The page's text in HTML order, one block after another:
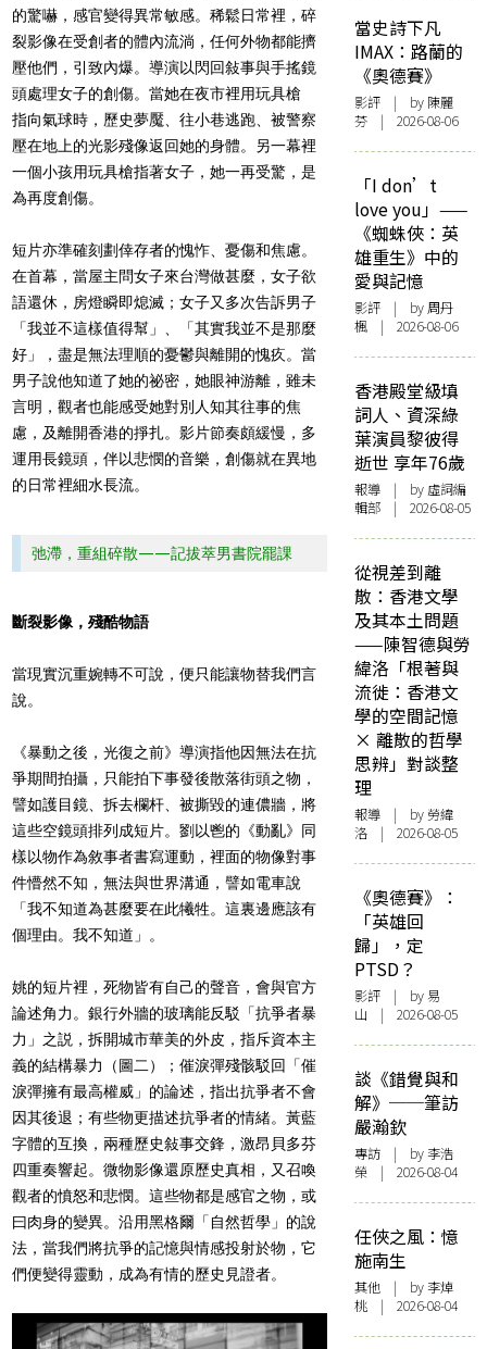
的驚嚇，感官變得異常敏感。稀鬆日常裡，碎
裂影像在受創者的體內流淌，任何外物都能擠
壓他們，引致內爆。導演以閃回敍事與手搖鏡
頭處理女子的創傷。當她在夜市裡用玩具槍
指向氣球時，歷史夢魘、往小巷逃跑、被警察
壓在地上的光影殘像返回她的身體。另一幕裡
一個小孩用玩具槍指著女子，她一再受驚，是
為再度創傷。
短片亦準確刻劃倖存者的愧怍、憂傷和焦慮。
在首幕，當屋主問女子來台灣做甚麼，女子欲
語還休，房燈瞬即熄滅；女子又多次告訴男子
「我並不這樣值得幫」、「其實我並不是那麼
好」，盡是無法理順的憂鬱與離開的愧疚。當
男子說他知道了她的祕密，她眼神游離，雖未
言明，觀者也能感受她對別人知其往事的焦
慮，及離開香港的掙扎。影片節奏頗緩慢，多
運用長鏡頭，伴以悲憫的音樂，創傷就在異地
的日常裡細水長流。
弛滯，重組碎散——記拔萃男書院罷課
斷裂影像，殘酷物語
當現實沉重婉轉不可說，便只能讓物替我們言
說。
《暴動之後，光復之前》導演指他因無法在抗
爭期間拍攝，只能拍下事發後散落街頭之物，
譬如護目鏡、拆去欄杆、被撕毀的連儂牆，將
這些空鏡頭排列成短片。劉以鬯的《動亂》同
樣以物作為敘事者書寫運動，裡面的物像對事
件懵然不知，無法與世界溝通，譬如電車說
「我不知道為甚麼要在此犧牲。這裏邊應該有
個理由。我不知道」。
姚的短片裡，死物皆有自己的聲音，會與官方
論述角力。銀行外牆的玻璃能反駁「抗爭者暴
力」之説，拆開城市華美的外皮，指斥資本主
義的結構暴力
（圖二）
；催淚彈殘骸駁回「催
淚彈擁有最高權威」的論述，指出抗爭者不會
因其後退；有些物更描述抗爭者的情緒。黃藍
字體的互換，兩種歷史敍事交鋒，激昂貝多芬
四重奏響起。微物影像還原歷史真相，又召喚
觀者的憤怒和悲憫。這些物都是感官之物，或
曰肉身的變異。沿用黑格爾「自然哲學」的說
法，當我們將抗爭的記憶與情感投射於物，它
們便變得靈動，成為有情的歷史見證者。
當史詩下凡
IMAX：路蘭的
《奧德賽》
影評 | by 陳麗
芬 | 2026-08-06
「I don’t
love you」——
《蜘蛛俠：英
雄重生》中的
愛與記憶
影評 | by周丹
楓 | 2026-08-06
香港殿堂級填
詞人、資深綠
葉演員黎彼得
逝世 享年76歲
報導 | by 虛詞編
輯部 | 2026-08-05
從視差到離
散：香港文學
及其本土問題
——陳智德與勞
緯洛「根著與
流徙：香港文
學的空間記憶
× 離散的哲學
思辨」對談整
理
報導 | by 勞緯
洛 | 2026-08-05
《奧德賽》：
「英雄回
歸」，定
PTSD？
影評 | by 易
山 | 2026-08-05
談《錯覺與和
解》──筆訪
嚴瀚欽
專訪 | by 李浩
榮 | 2026-08-04
任俠之風：憶
施南生
其他 | by 李焯
桃 | 2026-08-04